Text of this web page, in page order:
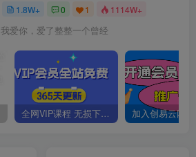
1.8W+ 0 1 1114W+
我爱你，爱了整整一个曾经
全网VIP课程 无损下载~